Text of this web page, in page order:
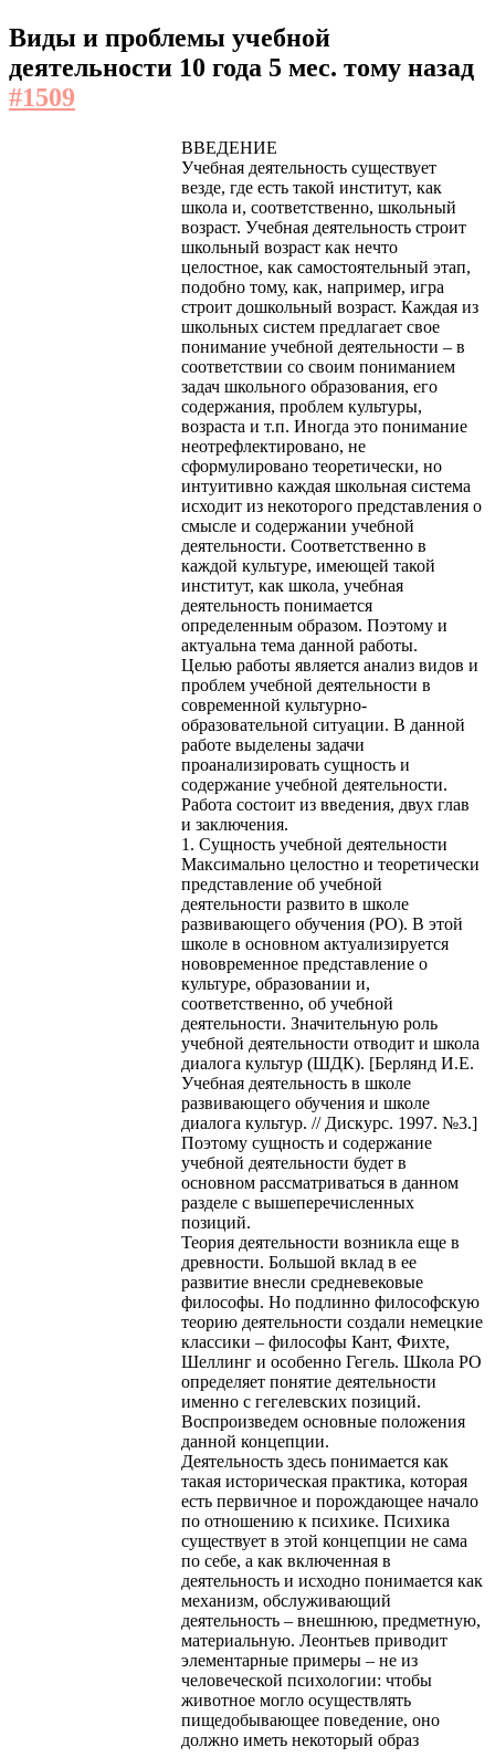
Виды и проблемы учебной
деятельности 10 года 5 мес. тому назад
#1509
ВВЕДЕНИЕ
Учебная деятельность существует
везде, где есть такой институт, как
школа и, соответственно, школьный
возраст. Учебная деятельность строит
школьный возраст как нечто
целостное, как самостоятельный этап,
подобно тому, как, например, игра
строит дошкольный возраст. Каждая из
школьных систем предлагает свое
понимание учебной деятельности – в
соответствии со своим пониманием
задач школьного образования, его
содержания, проблем культуры,
возраста и т.п. Иногда это понимание
неотрефлектировано, не
сформулировано теоретически, но
интуитивно каждая школьная система
исходит из некоторого представления о
смысле и содержании учебной
деятельности. Соответственно в
каждой культуре, имеющей такой
институт, как школа, учебная
деятельность понимается
определенным образом. Поэтому и
актуальна тема данной работы.
Целью работы является анализ видов и
проблем учебной деятельности в
современной культурно-
образовательной ситуации. В данной
работе выделены задачи
проанализировать сущность и
содержание учебной деятельности.
Работа состоит из введения, двух глав
и заключения.
1. Сущность учебной деятельности
Максимально целостно и теоретически
представление об учебной
деятельности развито в школе
развивающего обучения (РО). В этой
школе в основном актуализируется
нововременное представление о
культуре, образовании и,
соответственно, об учебной
деятельности. Значительную роль
учебной деятельности отводит и школа
диалога культур (ШДК). [Берлянд И.Е.
Учебная деятельность в школе
развивающего обучения и школе
диалога культур. // Дискурс. 1997. №3.]
Поэтому сущность и содержание
учебной деятельности будет в
основном рассматриваться в данном
разделе с вышеперечисленных
позиций.
Теория деятельности возникла еще в
древности. Большой вклад в ее
развитие внесли средневековые
философы. Но подлинно философскую
теорию деятельности создали немецкие
классики – философы Кант, Фихте,
Шеллинг и особенно Гегель. Школа РО
определяет понятие деятельности
именно с гегелевских позиций.
Воспроизведем основные положения
данной концепции.
Деятельность здесь понимается как
такая историческая практика, которая
есть первичное и порождающее начало
по отношению к психике. Психика
существует в этой концепции не сама
по себе, а как включенная в
деятельность и исходно понимается как
механизм, обслуживающий
деятельность – внешнюю, предметную,
материальную. Леонтьев приводит
элементарные примеры – не из
человеческой психологии: чтобы
животное могло осуществлять
пищедобывающее поведение, оно
должно иметь некоторый образ